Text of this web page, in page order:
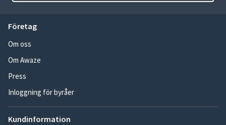
Företag
Om oss
Om Awaze
Press
Inloggning för byråer
Kundinformation